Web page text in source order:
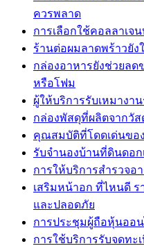
ควรพลาด
การเลือกใช้คอลลาเ
ร้านต่อผมลาดพร้าวยั
กล่องอาหารยังช่วยล
หรือโฟม
ผู้ให้บริการรับเหมางา
กล่องพัสดุที่ผลิตจากวัส
คุณสมบัติที่โดดเด่นของ
รับจำนองบ้านที่ดินดอ
การให้บริการสำรวจอ
เสริมหน้าอก ที่ไหนดี
และปลอดภัย
การประชุมผู้ถือหุ้นออ
การใช้บริการรับจดทะ